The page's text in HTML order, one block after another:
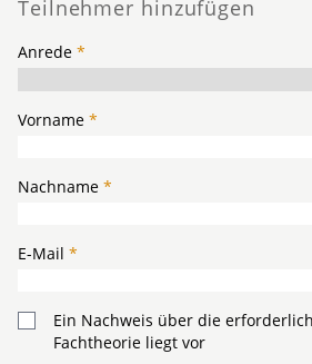
Teilnehmer hinzufügen
Anrede *
Vorname *
Nachname *
E-Mail *
Ein Nachweis über die
Fachtheorie liegt vor